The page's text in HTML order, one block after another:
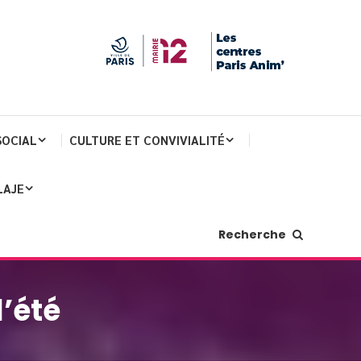
CULTURE ET CONVIVIALITÉ
Recherche